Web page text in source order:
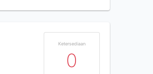
Ketersediaan
0